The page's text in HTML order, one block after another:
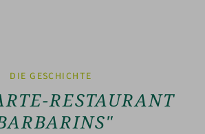
DIE GESCHICHTE
RESTAURANT